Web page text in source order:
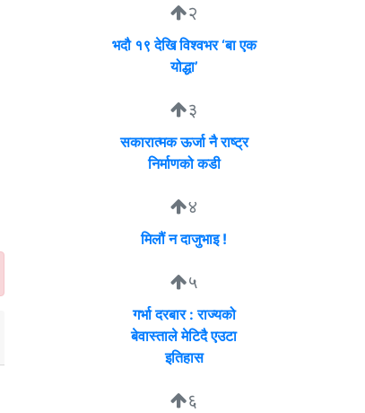
२
भदौ १९ देखि विश्वभर ‘बा एक
योद्धा’
३
सकारात्मक ऊर्जा नै राष्ट्र
निर्माणको कडी
४
मिलौं न दाजुभाइ !
५
गर्भा दरबार : राज्यको
बेवास्ताले मेटिदै एउटा
इतिहास
६